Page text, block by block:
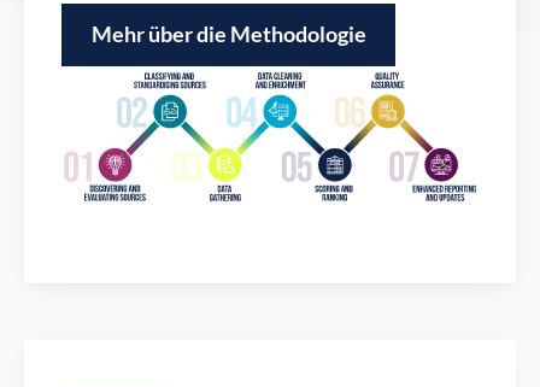
Mehr über die Methodologie